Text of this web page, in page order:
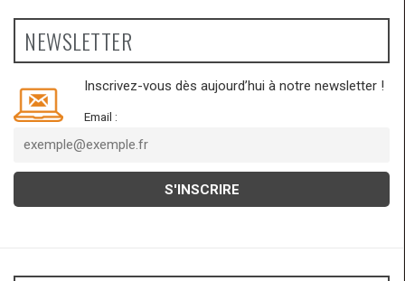
NEWSLETTER
Inscrivez-vous dès aujourd’hui à notre newsletter !
Email :